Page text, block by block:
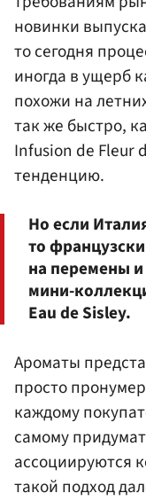
новинки
то сегодня
иногда в ущерб
похожи на
так же быстро,
Infusion de Fleur
тенденцию.
Но если
то
на перемены и
мини-
Eau de Sisley.
Ароматы
просто
каждому
самому
ассоциируются
такой подход